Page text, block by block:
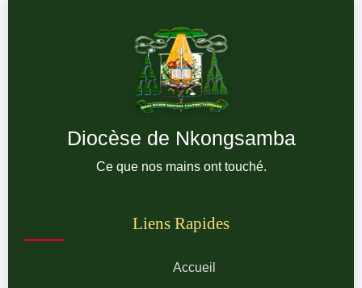
Diocèse de Nkongsamba
Ce que nos mains ont touché.
Liens Rapides
Accueil